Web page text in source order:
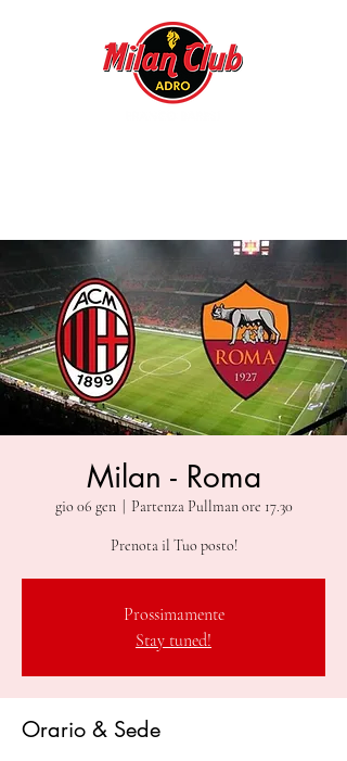
Milan - Roma
gio 06 gen
  |
Partenza Pullman ore 17.30
Prenota il Tuo posto!
Prossimamente
Stay tuned!
Orario & Sede